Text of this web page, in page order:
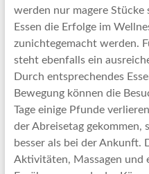
werden nur magere
Essen die Erfolge im
zunichtegemacht werden.
steht ebenfalls ein
Durch entsprechendes
Bewegung können die
Tage einige Pfunde
der Abreisetag gekommen,
besser als bei der Ankunft.
Aktivitäten, Massagen und